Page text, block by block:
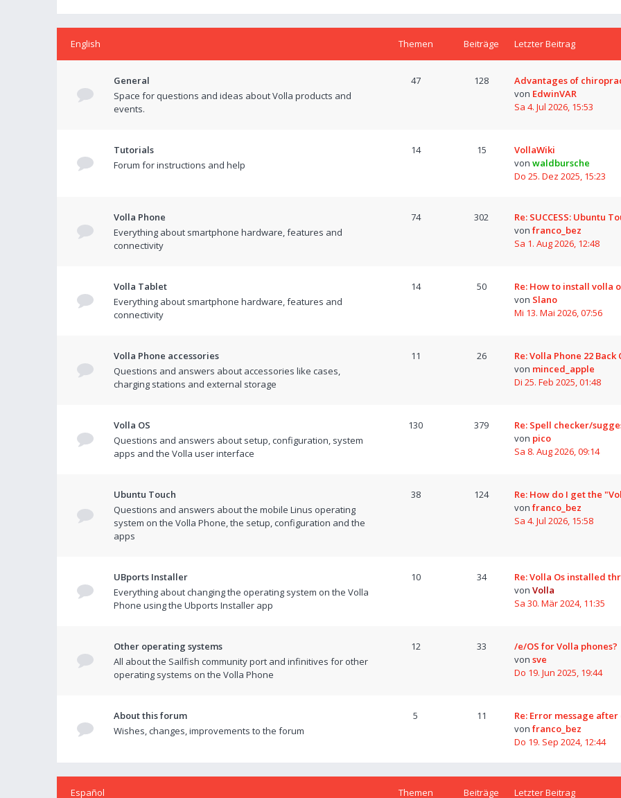
English Themen Beiträge Letzter Beitrag
General
Space for questions and ideas about Volla products and
events.
47 128
Advantages of
von EdwinVAR
Sa 4. Jul 2026, 15:53
Tutorials
Forum for instructions and help
14 15
VollaWiki
von waldbursche
Do 25. Dez 2025, 15:23
Volla Phone
Everything about smartphone hardware, features and
connectivity
74 302
Re: SUCCESS: Ubuntu
von franco_bez
Sa 1. Aug 2026, 12:48
Volla Tablet
Everything about smartphone hardware, features and
connectivity
14 50
Re: How to install volla
von Slano
Mi 13. Mai 2026, 07:56
Volla Phone accessories
Questions and answers about accessories like cases,
charging stations and external storage
11 26
Re: Volla Phone 22 Back
von minced_apple
Di 25. Feb 2025, 01:48
Volla OS
Questions and answers about setup, configuration, system
apps and the Volla user interface
130 379
Re: Spell checker/
von pico
Sa 8. Aug 2026, 09:14
Ubuntu Touch
Questions and answers about the mobile Linus operating
system on the Volla Phone, the setup, configuration and the
apps
38 124
Re: How do I get the
von franco_bez
Sa 4. Jul 2026, 15:58
UBports Installer
Everything about changing the operating system on the Volla
Phone using the Ubports Installer app
10 34
Re: Volla Os installed
von Volla
Sa 30. Mär 2024, 11:35
Other operating systems
All about the Sailfish community port and infinitives for other
operating systems on the Volla Phone
12 33
/e/OS for Volla phones?
von sve
Do 19. Jun 2025, 19:44
About this forum
Wishes, changes, improvements to the forum
5 11
Re: Error message
von franco_bez
Do 19. Sep 2024, 12:44
Español Themen Beiträge Letzter Beitrag